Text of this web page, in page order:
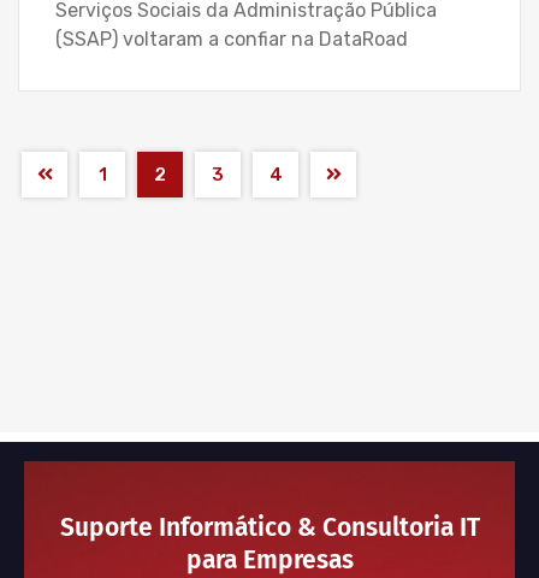
Serviços Sociais da Administração Pública
(SSAP) voltaram a confiar na DataRoad
1 2 3 4
Suporte Informático & Consultoria IT
para Empresas